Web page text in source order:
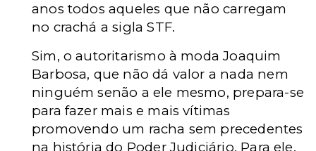
anos todos aqueles que não carregam
no crachá a sigla STF.
Sim, o autoritarismo à moda Joaquim
Barbosa, que não dá valor a nada nem
ninguém senão a ele mesmo, prepara-se
para fazer mais e mais vítimas
promovendo um racha sem precedentes
na história do Poder Judiciário. Para ele,